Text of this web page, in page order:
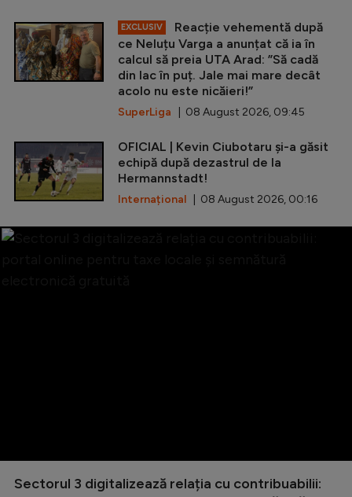
EXCLUSIV
Reacție vehementă după
ce Neluțu Varga a anunțat că ia în
calcul să preia UTA Arad: ”Să cadă
din lac în puț. Jale mai mare decât
acolo nu este nicăieri!”
SuperLiga | 08 August 2026, 09:45
OFICIAL | Kevin Ciubotaru și-a găsit
echipă după dezastrul de la
Hermannstadt!
Internațional | 08 August 2026, 00:16
Sectorul 3 digitalizează relația cu contribuabilii: